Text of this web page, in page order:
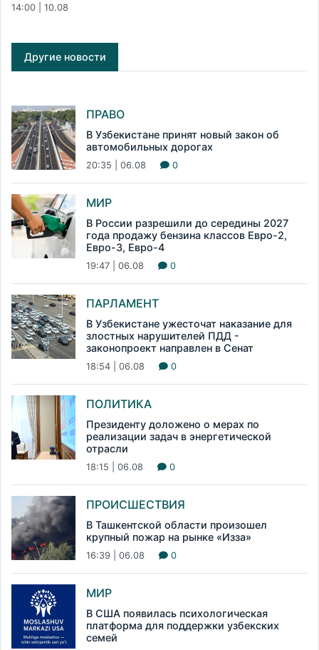
14:00 | 10.08
Другие новости
ПРАВО
В Узбекистане принят новый закон об
автомобильных дорогах
20:35 | 06.08 0
МИР
В России разрешили до середины 2027
года продажу бензина классов Евро-2,
Евро-3, Евро-4
19:47 | 06.08 0
ПАРЛАМЕНТ
В Узбекистане ужесточат наказание для
злостных нарушителей ПДД -
законопроект направлен в Сенат
18:54 | 06.08 0
ПОЛИТИКА
Президенту доложено о мерах по
реализации задач в энергетической
отрасли
18:15 | 06.08 0
ПРОИСШЕСТВИЯ
В Ташкентской области произошел
крупный пожар на рынке «Изза»
16:39 | 06.08 0
МИР
В США появилась психологическая
платформа для поддержки узбекских
семей